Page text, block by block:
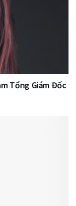
Tổng Giám Đốc